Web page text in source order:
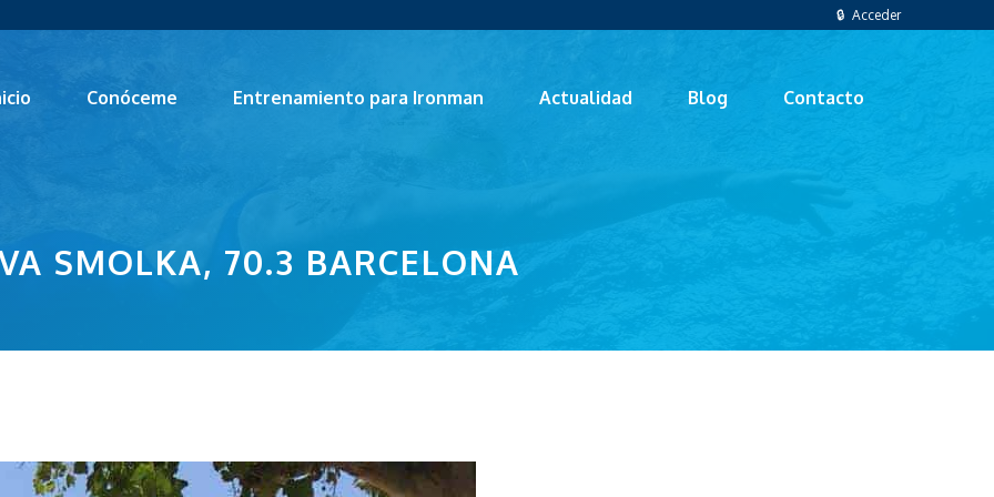
🔒 Acceder
Conóceme Entrenamiento para Ironman Actualidad Blog Contacto
SMOLKA, 70.3 BARCELONA